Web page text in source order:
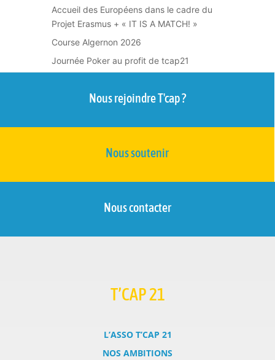
Accueil des Européens dans le cadre du
Projet Erasmus + « IT IS A MATCH! »
Course Algernon 2026
Journée Poker au profit de tcap21
Nous rejoindre T'cap ?
Nous soutenir
Nous contacter
T’CAP 21
L’ASSO T’CAP 21
NOS AMBITIONS